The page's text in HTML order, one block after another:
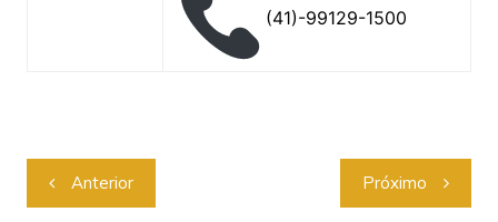
(41)-99129-1500
Anterior Próximo